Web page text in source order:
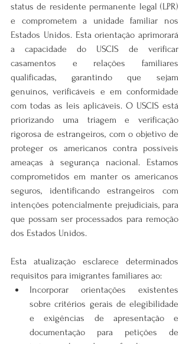
status de residente permanente legal (LPR)
e comprometem a unidade familiar nos
Estados Unidos. Esta orientação aprimorará
a capacidade do USCIS de verificar
casamentos e relações familiares
qualificadas, garantindo que sejam
genuínos, verificáveis e em conformidade
com todas as leis aplicáveis. O USCIS está
priorizando uma triagem e verificação
rigorosa de estrangeiros, com o objetivo de
proteger os americanos contra possíveis
ameaças à segurança nacional. Estamos
comprometidos em manter os americanos
seguros, identificando estrangeiros com
intenções potencialmente prejudiciais, para
que possam ser processados para remoção
dos Estados Unidos.
Esta atualização esclarece determinados
requisitos para imigrantes familiares ao:
Incorporar orientações existentes
sobre critérios gerais de elegibilidade
e exigências de apresentação e
documentação para petições de